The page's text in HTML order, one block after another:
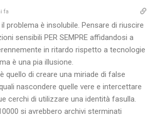
fa
problema è insolubile. Pensare di riuscire
sensibili PER SEMPRE affidandosi a
in ritardo rispetto a tecnologie
è una pia illusione.
quello di creare una miriade di false
nascondere quelle vere e intercettare
cerchi di utilizzare una identità fasulla.
si avrebbero archivi sterminati